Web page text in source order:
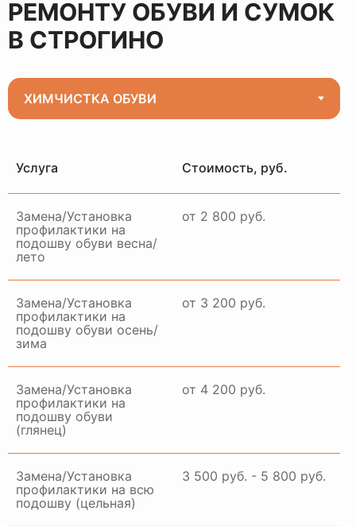
РЕМОНТУ ОБУВИ И СУМОК
В СТРОГИНО
Услуга Стоимость, руб.
Замена/Установка
профилактики на
подошву обуви весна/
лето
от 2 800 руб.
Замена/Установка
профилактики на
подошву обуви осень/
зима
от 3 200 руб.
Замена/Установка
профилактики на
подошву обуви
(глянец)
от 4 200 руб.
Замена/Установка
профилактики на всю
подошву (цельная)
3 500 руб. - 5 800 руб.